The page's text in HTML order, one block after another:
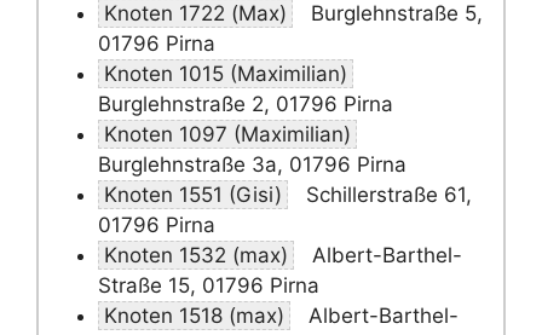
Knoten 1722 (Max)
Burglehnstraße 5,
01796 Pirna
Knoten 1015 (Maximilian)
Burglehnstraße 2, 01796 Pirna
Knoten 1097 (Maximilian)
Burglehnstraße 3a, 01796 Pirna
Knoten 1551 (Gisi)
Schillerstraße 61,
01796 Pirna
Knoten 1532 (max)
Albert-Barthel-
Straße 15, 01796 Pirna
Knoten 1518 (max)
Albert-Barthel-